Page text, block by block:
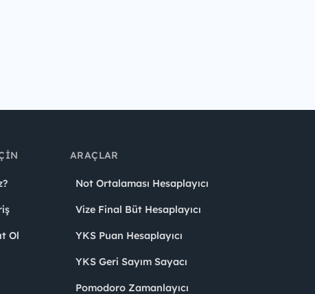
Ol
ARAÇLAR
Not Ortalaması Hesaplayıcı
Vize Final Büt Hesaplayıcı
YKS Puan Hesaplayıcı
YKS Geri Sayım Sayacı
Pomodoro Zamanlayıcı